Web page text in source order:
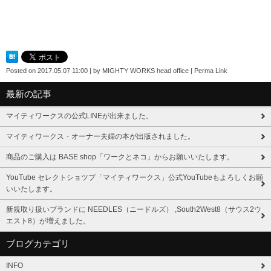
Posted on 2017.05.07 11:00 | by MIGHTY WORKS head office | Perma Link
最新の記事
マイティワークスの公式LINEが出来ました。
マイティワークス・オーナー夫婦の本が出版されました。
商品のご購入は BASE shop「ワークとネコ」からお願いいたします。
YouTube セレクトショツプ「マイティワークス」公式YouTubeもよろしくお願
いいたします。
新規取り扱いブランドに NEEDLES（ニードルズ） ,South2West8（サウス2ウ
エスト8）が増えました。
ブログカテゴリ
INFO